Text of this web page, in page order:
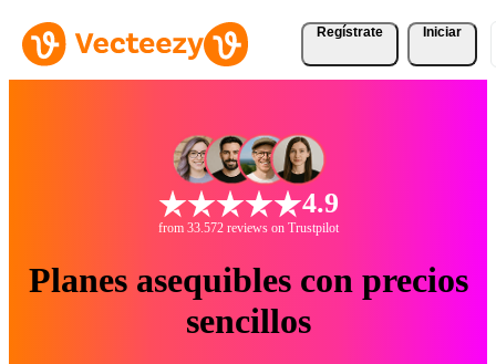
Regístrate Iniciar
4.9
from 33.572 reviews on Trustpilot
Planes asequibles con precios
sencillos